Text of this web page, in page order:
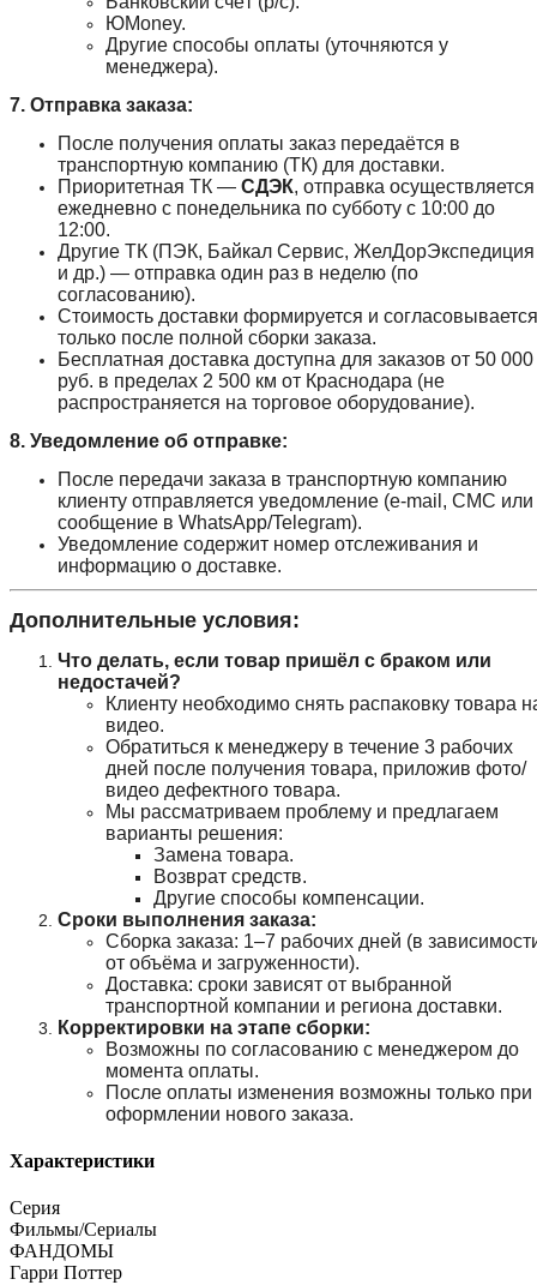
ЮMoney.
Другие способы оплаты (уточняются у
менеджера).
7. Отправка заказа:
После получения оплаты заказ передаётся в
транспортную компанию (ТК) для доставки.
Приоритетная ТК — СДЭК, отправка осуществляется
ежедневно с понедельника по субботу с 10:00 до
12:00.
Другие ТК (ПЭК, Байкал Сервис, ЖелДорЭкспедиция
и др.) — отправка один раз в неделю (по
согласованию).
Стоимость доставки формируется и согласовывается
только после полной сборки заказа.
Бесплатная доставка доступна для заказов от 50 000
руб. в пределах 2 500 км от Краснодара (не
распространяется на торговое оборудование).
8. Уведомление об отправке:
После передачи заказа в транспортную компанию
клиенту отправляется уведомление (e-mail, СМС или
сообщение в WhatsApp/Telegram).
Уведомление содержит номер отслеживания и
информацию о доставке.
Дополнительные условия:
Что делать, если товар пришёл с браком или
недостачей?
Клиенту необходимо снять распаковку товара
видео.
Обратиться к менеджеру в течение 3 рабочих
дней после получения товара, приложив фото/
видео дефектного товара.
Мы рассматриваем проблему и предлагаем
варианты решения:
Замена товара.
Возврат средств.
Другие способы компенсации.
Сроки выполнения заказа:
Сборка заказа: 1–7 рабочих дней (в
от объёма и загруженности).
Доставка: сроки зависят от выбранной
транспортной компании и региона доставки.
Корректировки на этапе сборки:
Возможны по согласованию с менеджером до
момента оплаты.
После оплаты изменения возможны только при
оформлении нового заказа.
Характеристики
Серия
Фильмы/Сериалы
ФАНДОМЫ
Гарри Поттер